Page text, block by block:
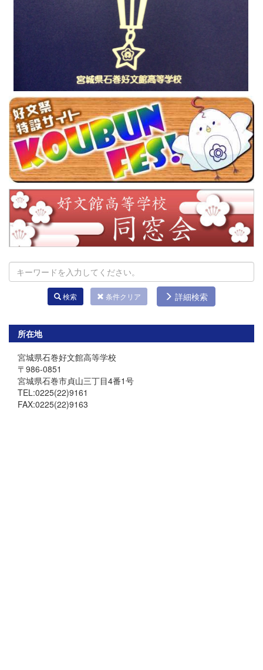
検索 条件クリア 詳細検索
所在地
宮城県石巻好文館高等学校
〒986-0851
宮城県石巻市貞山三丁目4番1号
TEL:0225(22)9161
FAX:0225(22)9163